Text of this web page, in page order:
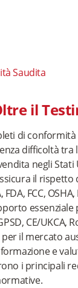
Saudita
il
di
difficoltà tra
negli
il rispetto
FCC,
CE/UKCA,
il mercato
e
i principali